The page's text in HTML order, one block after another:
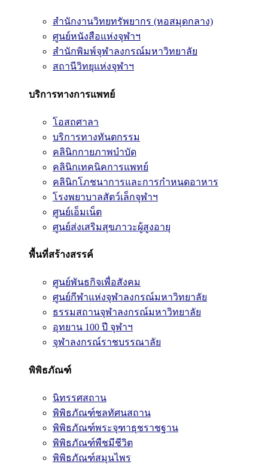
สำนักงานวิทยทรัพยากร (หอสมุดกลาง)
ศูนย์หนังสือแห่งจุฬาฯ
สำนักพิมพ์จุฬาลงกรณ์มหาวิทยาลัย
สถานีวิทยุแห่งจุฬาฯ
บริการทางการแพทย์
โอสถศาลา
บริการทางทันตกรรม
คลินิกกายภาพบำบัด
คลินิกเทคนิคการแพทย์
คลินิกโภชนาการและการกำหนดอาหาร
โรงพยาบาลสัตว์เล็กจุฬาฯ
ศูนย์เอ็มเน็ต
ศูนย์ส่งเสริมสุขภาวะผู้สูงอายุ
พื้นที่สร้างสรรค์
ศูนย์พันธกิจเพื่อสังคม
ศูนย์กีฬาแห่งจุฬาลงกรณ์มหาวิทยาลัย
ธรรมสถานจุฬาลงกรณ์มหาวิทยาลัย
อุทยาน 100 ปี จุฬาฯ
จุฬาลงกรณ์ราชบรรณาลัย
พิพิธภัณฑ์
นิทรรศสถาน
พิพิธภัณฑ์ชลทัศนสถาน
พิพิธภัณฑ์พระจุฑาธุชราชฐาน
พิพิธภัณฑ์พืชมีชีวิต
พิพิธภัณฑ์สมุนไพร